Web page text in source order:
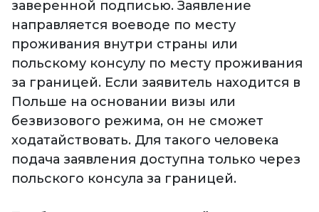
заверенной подписью. Заявление
направляется воеводе по месту
проживания внутри страны или
польскому консулу по месту проживания
за границей. Если заявитель находится в
Польше на основании визы или
безвизового режима, он не сможет
ходатайствовать. Для такого человека
подача заявления доступна только через
польского консула за границей.